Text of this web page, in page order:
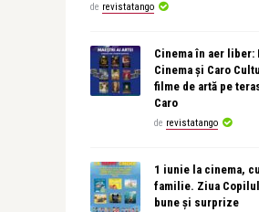
de revistatango
Cinema în aer liber:
Cinema și Caro
filme de artă pe
Caro
de revistatango
1 iunie la cinema,
familie. Ziua
bune și surprize